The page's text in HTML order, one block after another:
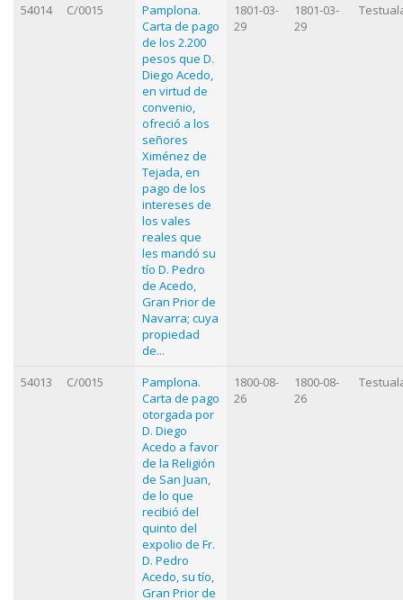
54014 C/0015
Pamplona.
Carta de pago
de los 2.200
pesos que D.
Diego Acedo,
en virtud de
convenio,
ofreció a los
señores
Ximénez de
Tejada, en
pago de los
intereses de
los vales
reales que
les mandó su
tío D. Pedro
de Acedo,
Gran Prior de
Navarra; cuya
propiedad
de...
1801-03-
29
1801-03-
29
54013 C/0015
Pamplona.
Carta de pago
otorgada por
D. Diego
Acedo a favor
de la Religión
de San Juan,
de lo que
recibió del
quinto del
expolio de Fr.
D. Pedro
Acedo, su tío,
Gran Prior de
1800-08-
26
1800-08-
26